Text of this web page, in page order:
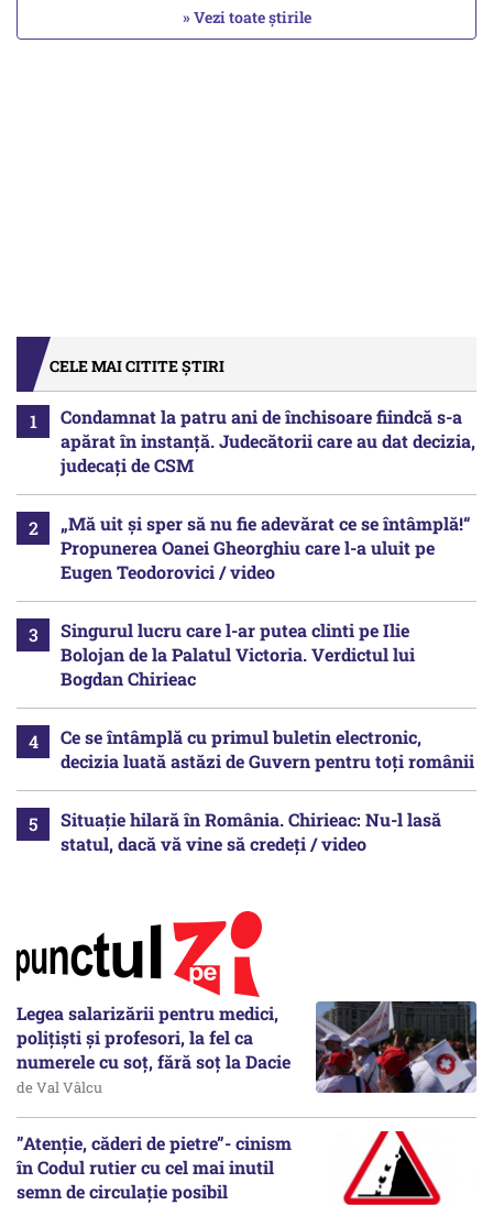
» Vezi toate știrile
CELE MAI CITITE ȘTIRI
Condamnat la patru ani de închisoare fiindcă s-a
apărat în instanță. Judecătorii care au dat decizia,
judecați de CSM
„Mă uit și sper să nu fie adevărat ce se întâmplă!“
Propunerea Oanei Gheorghiu care l-a uluit pe
Eugen Teodorovici / video
Singurul lucru care l-ar putea clinti pe Ilie
Bolojan de la Palatul Victoria. Verdictul lui
Bogdan Chirieac
Ce se întâmplă cu primul buletin electronic,
decizia luată astăzi de Guvern pentru toți românii
Situație hilară în România. Chirieac: Nu-l lasă
statul, dacă vă vine să credeți / video
Legea salarizării pentru medici,
polițiști și profesori, la fel ca
numerele cu soț, fără soț la Dacie
de Val Vâlcu
”Atenție, căderi de pietre”- cinism
în Codul rutier cu cel mai inutil
semn de circulație posibil